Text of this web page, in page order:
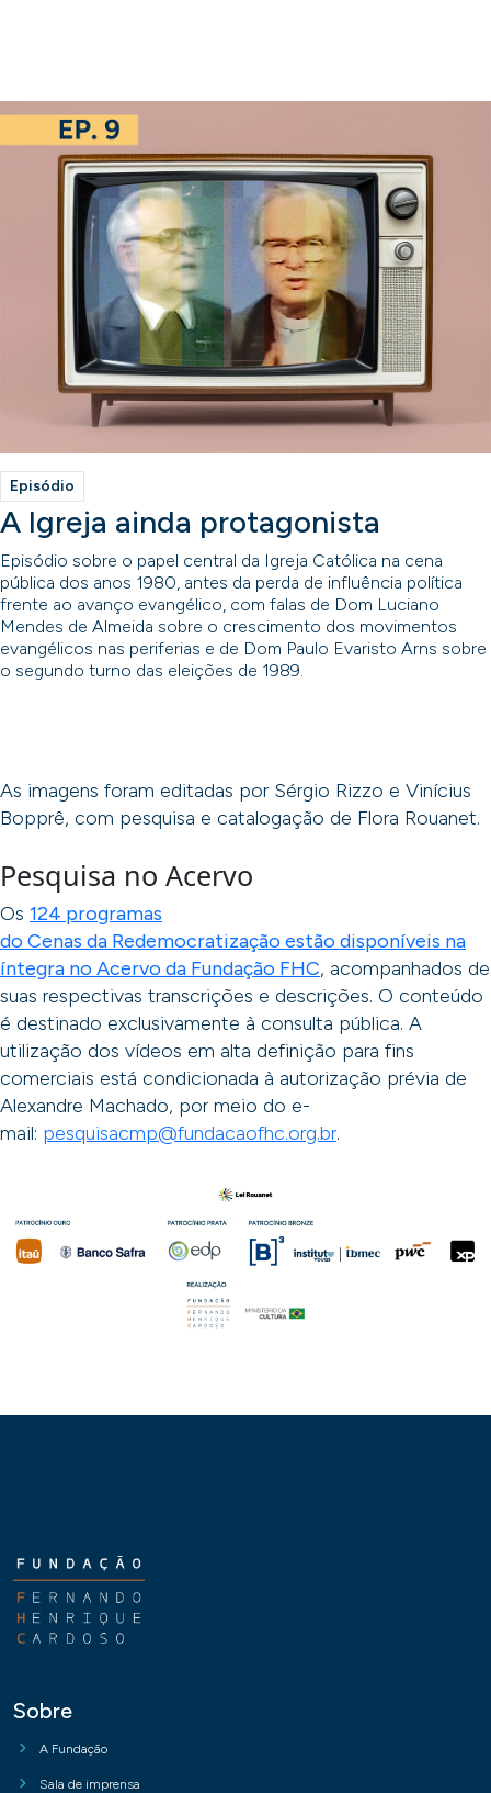
Episódio
A Igreja ainda protagonista
Episódio sobre o papel central da Igreja Católica na cena
pública dos anos 1980, antes da perda de influência política
frente ao avanço evangélico, com falas de Dom Luciano
Mendes de Almeida sobre o crescimento dos movimentos
evangélicos nas periferias e de Dom Paulo Evaristo Arns sobre
o segundo turno das eleições de 1989.
As imagens foram editadas por Sérgio Rizzo e Vinícius
Bopprê, com pesquisa e catalogação de Flora Rouanet.
Pesquisa no Acervo
Os 124 programas
do Cenas da Redemocratização estão disponíveis na
íntegra no Acervo da Fundação FHC, acompanhados de
suas respectivas transcrições e descrições. O conteúdo
é destinado exclusivamente à consulta pública. A
utilização dos vídeos em alta definição para fins
comerciais está condicionada à autorização prévia de
Alexandre Machado, por meio do e-
mail: pesquisacmp@fundacaofhc.org.br.
Sobre
A Fundação
Sala de imprensa